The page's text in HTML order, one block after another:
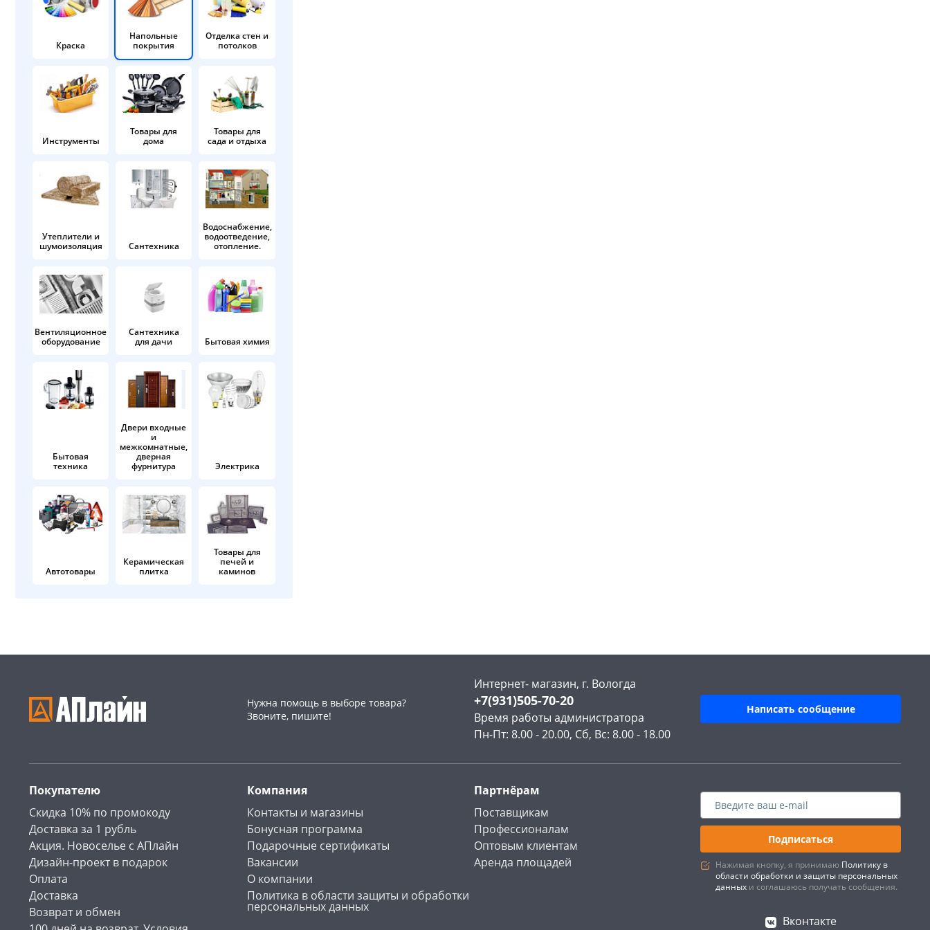
Краска
Напольные
покрытия
Отделка стен и
потолков
Инструменты
Товары для
дома
Товары для
сада и отдыха
Утеплители и
шумоизоляция
Сантехника
Водоснабжение,
водоотведение,
отопление.
Вентиляционное
оборудование
Сантехника
для дачи
Бытовая химия
Бытовая
техника
Двери входные
и
межкомнатные,
дверная
фурнитура
Электрика
Автотовары
Керамическая
плитка
Товары для
печей и
каминов
Нужна помощь в выборе товара?
Звоните, пишите!
Интернет- магазин, г. Вологда
+7(931)505-70-20
Время работы администратора
Пн-Пт: 8.00 - 20.00, Сб, Вс: 8.00 - 18.00
Написать сообщение
Покупателю
Скидка 10% по промокоду
Доставка за 1 рубль
Акция. Новоселье с АПлайн
Дизайн-проект в подарок
Оплата
Доставка
Возврат и обмен
Компания
Контакты и магазины
Бонусная программа
Подарочные сертификаты
Вакансии
О компании
Политика в области защиты и обработки
персональных данных
Партнёрам
Поставщикам
Профессионалам
Оптовым клиентам
Аренда площадей
Подписаться
Нажимая кнопку, я принимаю Политику в
области обработки и защиты персональных
данных и соглашаюсь получать сообщения.
Вконтакте
раз в 2 недели